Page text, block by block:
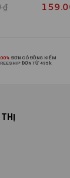
trai
₫
mẫu -
ĐƠN CÓ ĐỒNG KIỂM
ĐƠN TỪ 495k
THỊ